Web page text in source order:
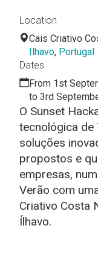
O Sunset
tecnológica de
soluções
propostos e
empresas,
Verão com
Criativo Costa
Ílhavo.
Location
Cais Criativo
Ilhavo, Portugal
Dates
From 1st
to 3rd